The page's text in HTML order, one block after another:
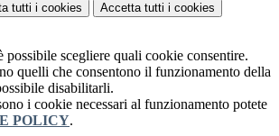
tutti i cookies Accetta tutti i cookies
possibile scegliere quali cookie consentire.
quelli che consentono il funzionamento della
disabilitarli.
i cookie necessari al funzionamento potete
POLICY.